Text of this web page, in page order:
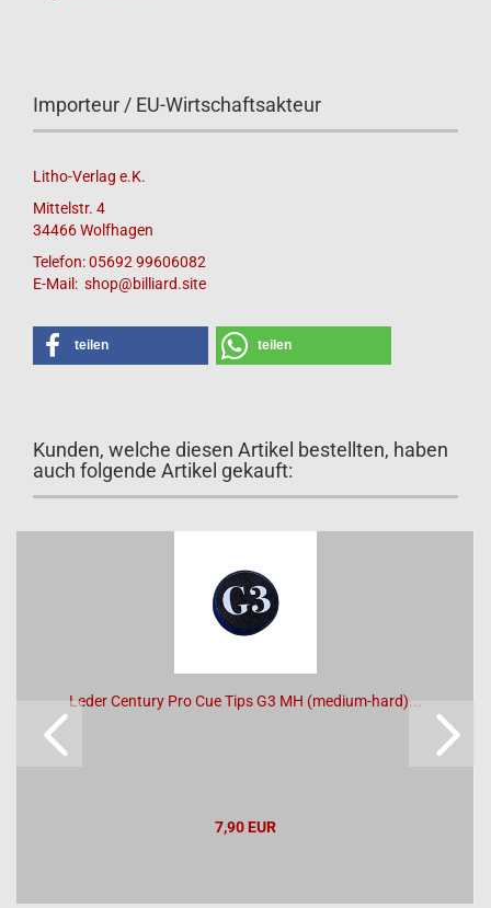
Importeur / EU-Wirtschaftsakteur
Litho-Verlag e.K.
Mittelstr. 4
34466 Wolfhagen
Telefon: 05692 99606082
E-Mail: shop@billiard.site
teilen teilen
Kunden, welche diesen Artikel bestellten, haben
auch folgende Artikel gekauft:
Leder Century Pro Cue Tips G3 MH (medium-hard)...
7,90 EUR